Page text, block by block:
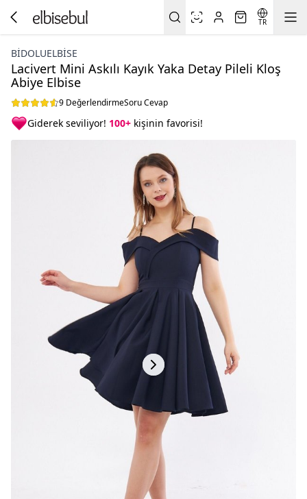
TR
BIDOLUELBISE
Lacivert Mini Askılı Kayık Yaka Detay Pileli Kloş
Abiye Elbise
9 DeğerlendirmeSoru Cevap
Giderek seviliyor! 100+ kişinin favorisi!